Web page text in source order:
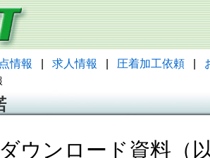
情報 求人情報 圧着加工依頼
ウンロード資料（